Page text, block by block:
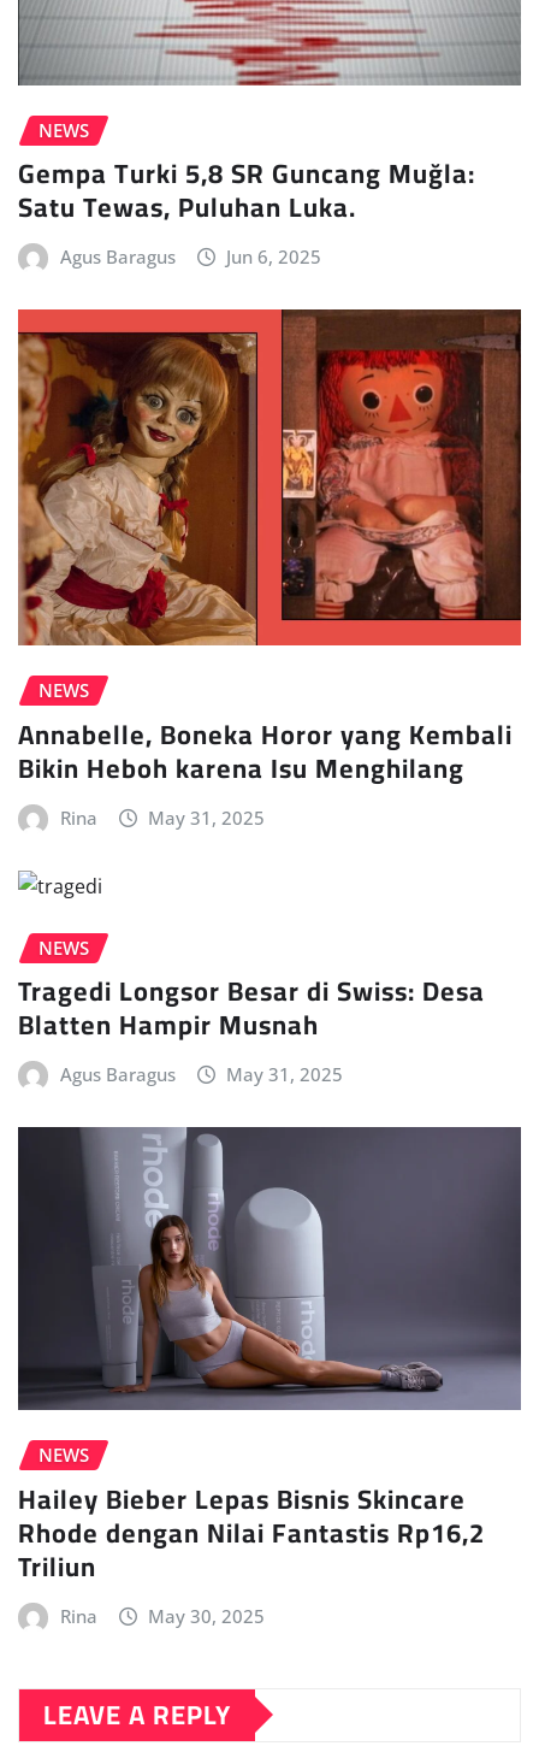
NEWS
Gempa Turki 5,8 SR Guncang Muğla:
Satu Tewas, Puluhan Luka.
Agus Baragus Jun 6, 2025
NEWS
Annabelle, Boneka Horor yang Kembali
Bikin Heboh karena Isu Menghilang
Rina May 31, 2025
NEWS
Tragedi Longsor Besar di Swiss: Desa
Blatten Hampir Musnah
Agus Baragus May 31, 2025
NEWS
Hailey Bieber Lepas Bisnis Skincare
Rhode dengan Nilai Fantastis Rp16,2
Triliun
Rina May 30, 2025
LEAVE A REPLY